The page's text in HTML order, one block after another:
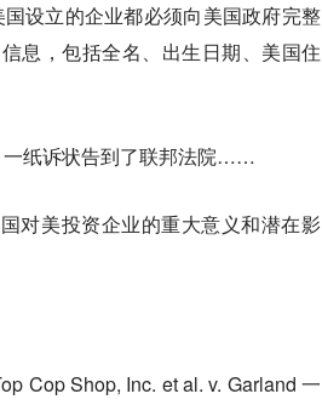
国设立的企业都必须向美国政府完整
息，包括全名、出生日期、美国住
一纸诉状告到了联邦法院……
对美投资企业的重大意义和潜在影
Cop Shop, Inc. et al. v. Garland 一